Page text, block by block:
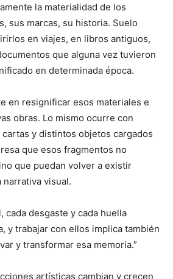
la materialidad de los
sus marcas, su historia. Suelo
en viajes, en libros antiguos,
que alguna vez tuvieron
en determinada época.
en resignificar esos materiales e
obras. Lo mismo ocurre con
y distintos objetos cargados
que esos fragmentos no
que puedan volver a existir
visual.
cada desgaste y cada huella
y trabajar con ellos implica también
y transformar esa memoria.”
artísticas cambian y crecen